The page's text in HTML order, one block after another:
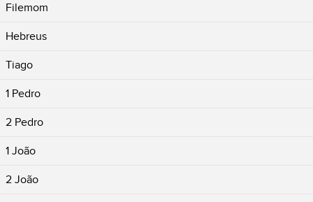
Filemom
Hebreus
Tiago
1 Pedro
2 Pedro
1 João
2 João